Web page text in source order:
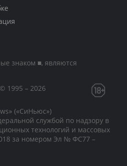
знаком ■, являются
1995 – 2026
(«СиНьюс»)
службой по надзору в
технологий и массовых
за номером Эл № ФС77 –